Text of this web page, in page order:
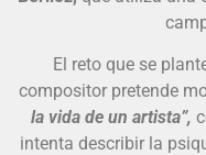
El reto que se
compositor pretende
la vida de un artista”,
intenta describir la